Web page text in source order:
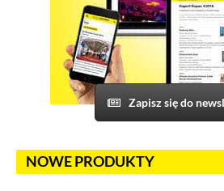
Zapisz się do
NOWE PRODUKTY